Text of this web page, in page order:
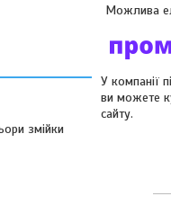
змійки
У компанії
ви можете
сайту.